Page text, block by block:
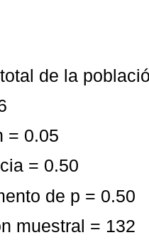
de la
= 0.05
= 0.50
de p = 0.50
muestral = 132